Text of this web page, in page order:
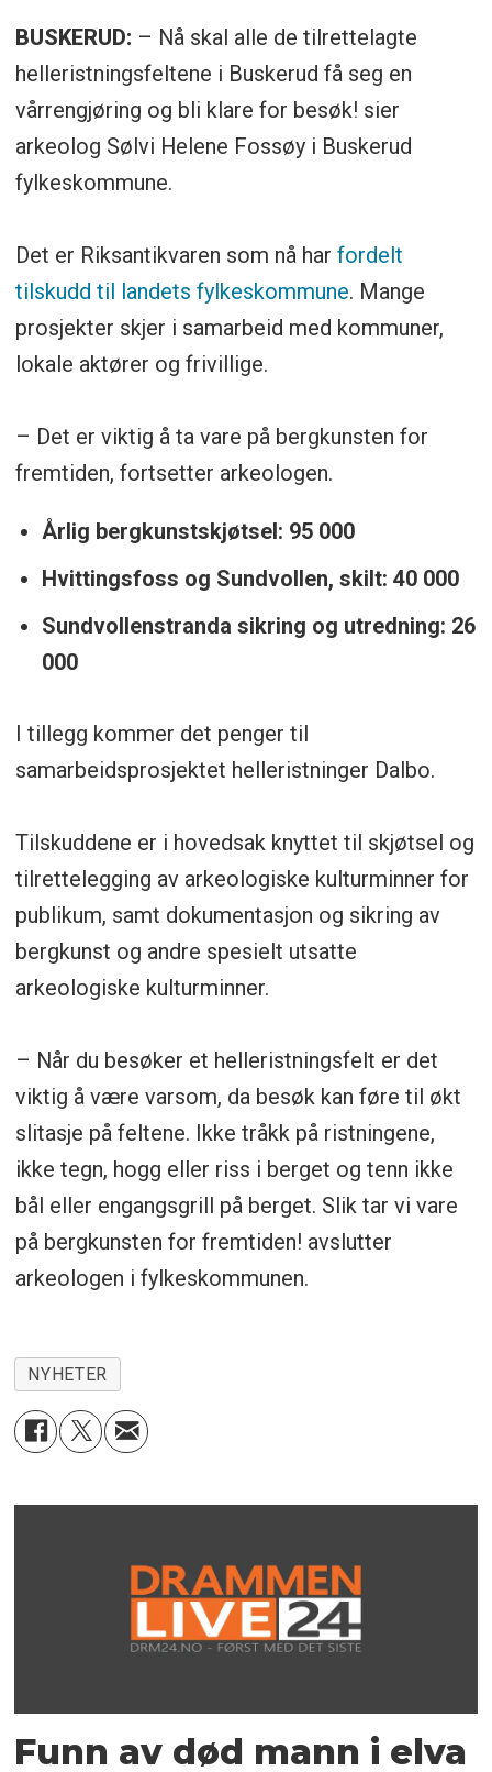
BUSKERUD: – Nå skal alle de tilrettelagte
helleristningsfeltene i Buskerud få seg en
vårrengjøring og bli klare for besøk! sier
arkeolog Sølvi Helene Fossøy i Buskerud
fylkeskommune.
Det er Riksantikvaren som nå har fordelt
tilskudd til landets fylkeskommune. Mange
prosjekter skjer i samarbeid med kommuner,
lokale aktører og frivillige.
– Det er viktig å ta vare på bergkunsten for
fremtiden, fortsetter arkeologen.
Årlig bergkunstskjøtsel: 95 000
Hvittingsfoss og Sundvollen, skilt: 40 000
Sundvollenstranda sikring og utredning: 26
000
I tillegg kommer det penger til
samarbeidsprosjektet helleristninger Dalbo.
Tilskuddene er i hovedsak knyttet til skjøtsel og
tilrettelegging av arkeologiske kulturminner for
publikum, samt dokumentasjon og sikring av
bergkunst og andre spesielt utsatte
arkeologiske kulturminner.
– Når du besøker et helleristningsfelt er det
viktig å være varsom, da besøk kan føre til økt
slitasje på feltene. Ikke tråkk på ristningene,
ikke tegn, hogg eller riss i berget og tenn ikke
bål eller engangsgrill på berget. Slik tar vi vare
på bergkunsten for fremtiden! avslutter
arkeologen i fylkeskommunen.
NYHETER
Funn av død mann i elva